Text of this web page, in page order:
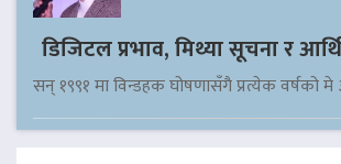
डिजिटल प्रभाव, मिथ्या सूचना र
सन् १९९१ मा विन्डहक घोषणासँगै प्रत्येक वर्षको